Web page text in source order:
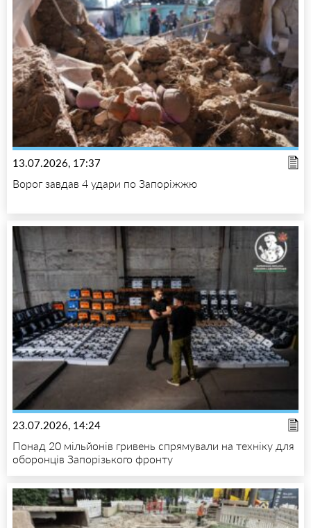
13.07.2026, 17:37
Ворог завдав 4 удари по Запоріжжю
23.07.2026, 14:24
Понад 20 мільйонів гривень спрямували на техніку для
оборонців Запорізького фронту